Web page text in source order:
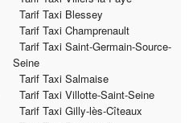
Tarif Taxi Blessey
Tarif Taxi Champrenault
Tarif Taxi Saint-Germain-Source-
Seine
Tarif Taxi Salmaise
Tarif Taxi Villotte-Saint-Seine
Tarif Taxi Gilly-lès-Cîteaux